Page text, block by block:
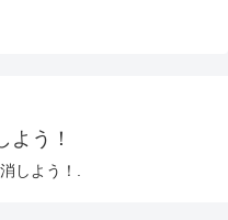
よう！
しよう！.